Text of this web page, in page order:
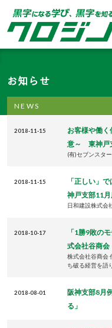
お知らせ
NEWS
2018-11-15
お客様や働
意～ 東神戸
(有)セブンスタ
2018-11-15
「正しい」
神戸支部11
日和建設株式
2018-10-17
「1勝9敗の
式会社谷商
株式会社谷商会
ち破る経営を語
2018-08-01
阪神支部8月
る」